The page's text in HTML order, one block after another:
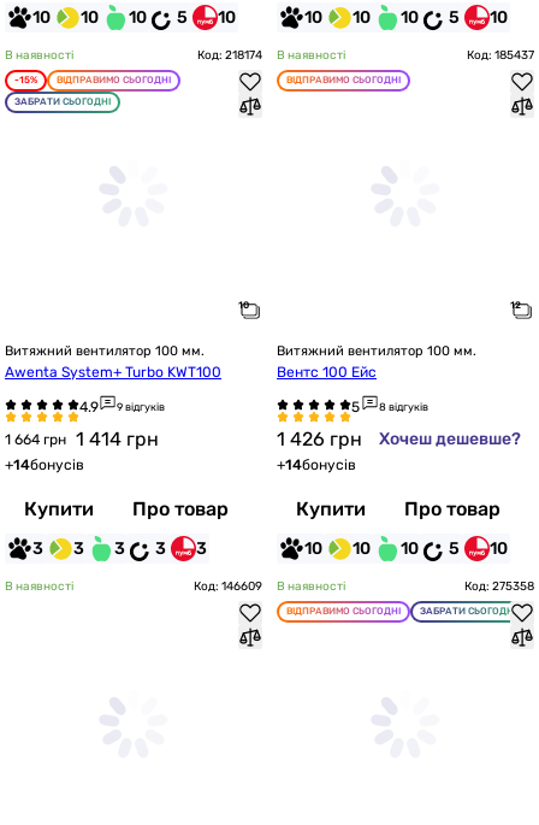
10 10 10 5 10 10 10 10 5 10
В наявності Код: 218174
-15%
ВІДПРАВИМО СЬОГОДНІ
ЗАБРАТИ СЬОГОДНІ
Витяжний вентилятор 100 мм.
Awenta System+ Turbo KWT100
9 відгуків
1 664 грн 1 414 грн
+14бонусів
Купити Про товар
3 3 3 3 3
В наявності Код: 185437
ВІДПРАВИМО СЬОГОДНІ
Витяжний вентилятор 100 мм.
Вентс 100 Ейс
8 відгуків
1 426 грн Хочеш дешевше?
+14бонусів
Купити Про товар
10 10 10 5 10
В наявності Код: 146609 В наявності Код: 275358
ВІДПРАВИМО СЬОГОДНІ ЗАБРАТИ СЬОГОДНІ